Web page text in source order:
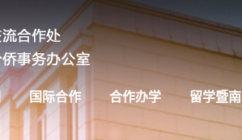
国际合作 合作办学 留学暨南